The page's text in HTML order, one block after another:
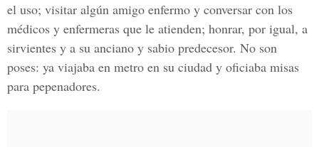
el uso; visitar algún amigo enfermo y conversar con los
médicos y enfermeras que le atienden; honrar, por igual, a
sirvientes y a su anciano y sabio predecesor. No son
poses: ya viajaba en metro en su ciudad y oficiaba misas
para pepenadores.